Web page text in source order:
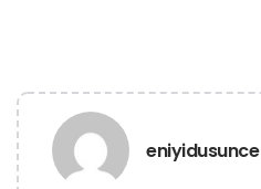
eniyidusunce